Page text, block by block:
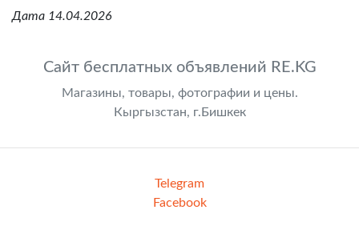
Дата 14.04.2026
Сайт бесплатных объявлений RE.KG
Магазины, товары, фотографии и цены.
Кыргызстан, г.Бишкек
Telegram
Facebook